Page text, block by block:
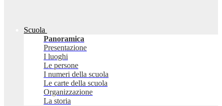
Scuola
Panoramica
Presentazione
I luoghi
Le persone
I numeri della scuola
Le carte della scuola
Organizzazione
La storia